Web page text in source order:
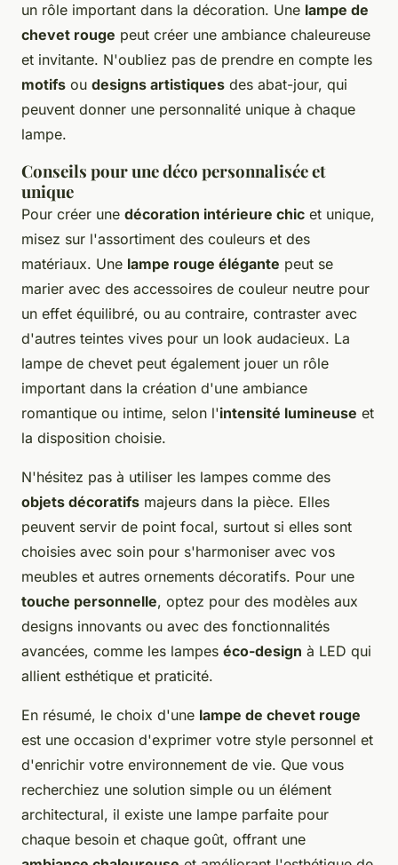
un rôle important dans la décoration. Une lampe de
chevet rouge peut créer une ambiance chaleureuse
et invitante. N'oubliez pas de prendre en compte les
motifs ou designs artistiques des abat-jour, qui
peuvent donner une personnalité unique à chaque
lampe.
Conseils pour une déco personnalisée et
unique
Pour créer une décoration intérieure chic et unique,
misez sur l'assortiment des couleurs et des
matériaux. Une lampe rouge élégante peut se
marier avec des accessoires de couleur neutre pour
un effet équilibré, ou au contraire, contraster avec
d'autres teintes vives pour un look audacieux. La
lampe de chevet peut également jouer un rôle
important dans la création d'une ambiance
romantique ou intime, selon l'intensité lumineuse et
la disposition choisie.
N'hésitez pas à utiliser les lampes comme des
objets décoratifs majeurs dans la pièce. Elles
peuvent servir de point focal, surtout si elles sont
choisies avec soin pour s'harmoniser avec vos
meubles et autres ornements décoratifs. Pour une
touche personnelle, optez pour des modèles aux
designs innovants ou avec des fonctionnalités
avancées, comme les lampes éco-design à LED qui
allient esthétique et praticité.
En résumé, le choix d'une lampe de chevet rouge
est une occasion d'exprimer votre style personnel et
d'enrichir votre environnement de vie. Que vous
recherchiez une solution simple ou un élément
architectural, il existe une lampe parfaite pour
chaque besoin et chaque goût, offrant une